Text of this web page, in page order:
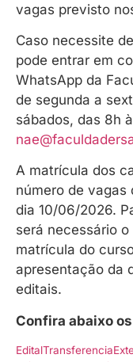
vagas previsto
Caso necessite
pode entrar em
WhatsApp da
de segunda a
sábados, das 8h
A matrícula dos
número de vagas
dia 10/06/2026.
será necessário
matrícula do
apresentação da
editais.
Confira abaixo